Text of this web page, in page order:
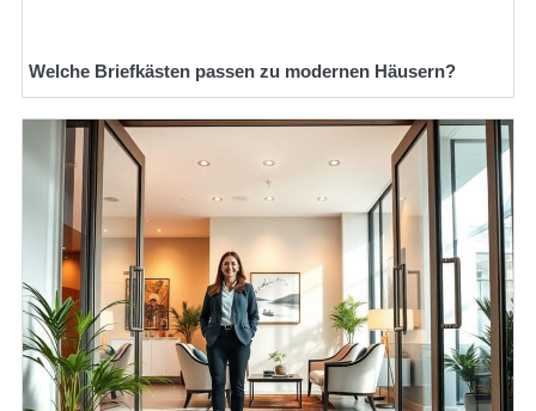
Welche Briefkästen passen zu modernen Häusern?